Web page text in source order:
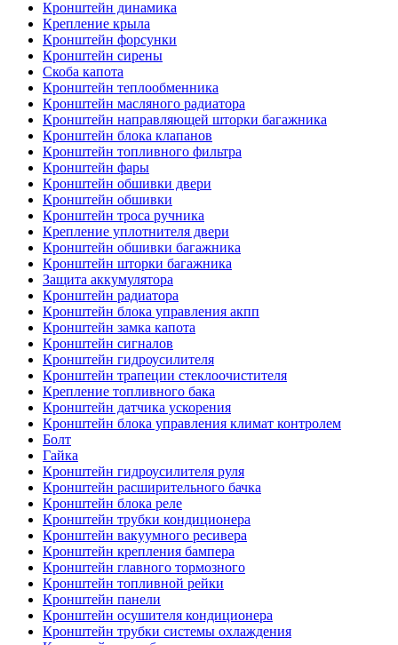
Кронштейн динамика
Крепление крыла
Кронштейн форсунки
Кронштейн сирены
Скоба капота
Кронштейн теплообменника
Кронштейн масляного радиатора
Кронштейн направляющей шторки багажника
Кронштейн блока клапанов
Кронштейн топливного фильтра
Кронштейн фары
Кронштейн обшивки двери
Кронштейн обшивки
Кронштейн троса ручника
Крепление уплотнителя двери
Кронштейн обшивки багажника
Кронштейн шторки багажника
Защита аккумулятора
Кронштейн радиатора
Кронштейн блока управления акпп
Кронштейн замка капота
Кронштейн сигналов
Кронштейн гидроусилителя
Кронштейн трапеции стеклоочистителя
Крепление топливного бака
Кронштейн датчика ускорения
Кронштейн блока управления климат контролем
Болт
Гайка
Кронштейн гидроусилителя руля
Кронштейн расширительного бачка
Кронштейн блока реле
Кронштейн трубки кондиционера
Кронштейн вакуумного ресивера
Кронштейн крепления бампера
Кронштейн главного тормозного
Кронштейн топливной рейки
Кронштейн панели
Кронштейн осушителя кондиционера
Кронштейн трубки системы охлаждения